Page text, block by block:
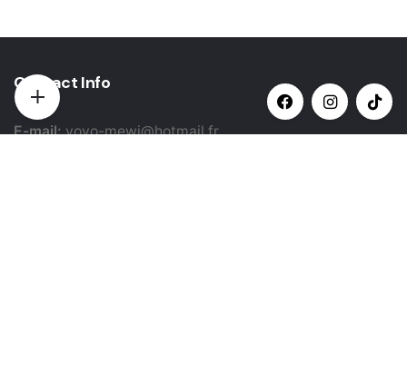
Contact Info
E-mail:yovo-mewi@hotmail.fr